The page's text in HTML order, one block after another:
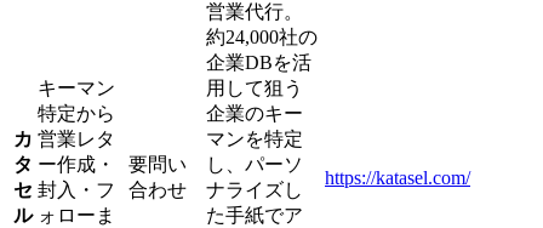
カ
タ
セ
ル
キーマン
特定から
営業レタ
ー作成・
封入・フ
ォローま
要問い
合わせ
営業代行。
約24,000社の
企業DBを活
用して狙う
企業のキー
マンを特定
し、パーソ
ナライズし
た手紙でア
https://katasel.com/